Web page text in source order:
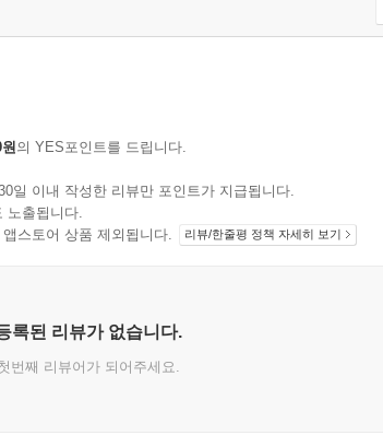
의 YES포인트를 드립니다.
일 이내 작성한 리뷰만 포인트가 지급됩니다.
노출됩니다.
스토어 상품 제외됩니다.
리뷰/한줄평 정책 자세히 보기
록된 리뷰가 없습니다.
번째 리뷰어가 되어주세요.